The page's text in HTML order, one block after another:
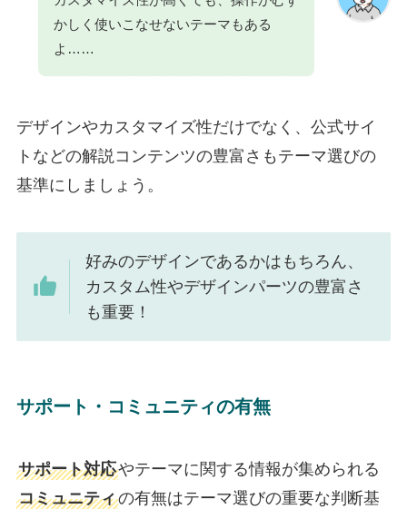
かしく使いこなせないテーマもある
よ……
デザインやカスタマイズ性だけでなく、公式サイ
トなどの解説コンテンツの豊富さもテーマ選びの
基準にしましょう。
好みのデザインであるかはもちろん、
カスタム性やデザインパーツの豊富さ
も重要！
サポート・コミュニティの有無
サポート対応やテーマに関する情報が集められる
コミュニティの有無はテーマ選びの重要な判断基